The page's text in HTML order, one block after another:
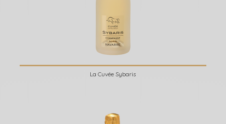
La Cuvée Sybaris